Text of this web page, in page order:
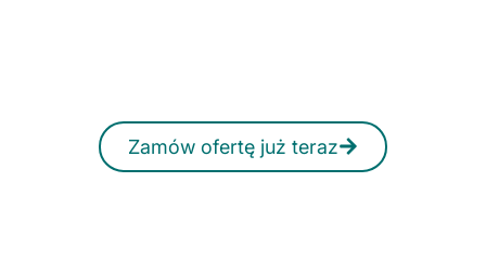
Zamów ofertę już teraz